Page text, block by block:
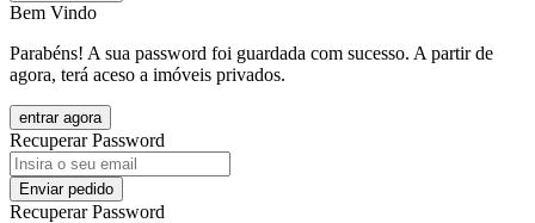
Bem Vindo
Parabéns! A sua password foi guardada com sucesso. A partir de
agora, terá aceso a imóveis privados.
entrar agora
Recuperar Password
Enviar pedido
Recuperar Password